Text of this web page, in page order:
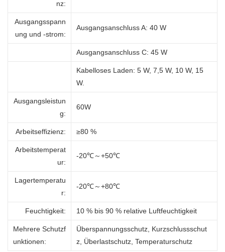
nz:
Ausgangsspann
ung und -strom:
Ausgangsanschluss A: 40 W
Ausgangsanschluss C: 45 W
Kabelloses Laden: 5 W, 7,5 W, 10 W, 15
W.
Ausgangsleistun
g:
60W
Arbeitseffizienz: ≥80 %
Arbeitstemperat
ur:
-20℃～+50℃
Lagertemperatu
r:
-20℃～+80℃
Feuchtigkeit: 10 % bis 90 % relative Luftfeuchtigkeit
Mehrere Schutzf
unktionen:
Überspannungsschutz, Kurzschlussschut
z, Überlastschutz, Temperaturschutz